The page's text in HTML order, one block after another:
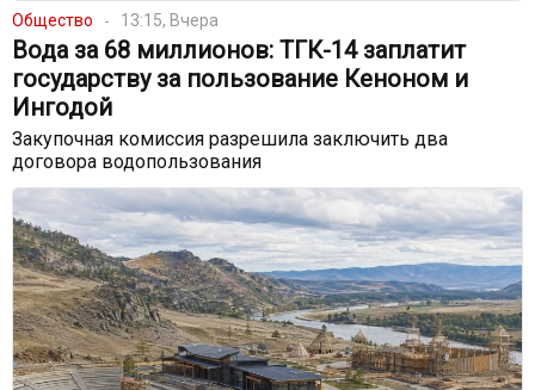
Общество 13:15, Вчера
Вода за 68 миллионов: ТГК-14 заплатит
государству за пользование Кеноном и
Ингодой
Закупочная комиссия разрешила заключить два
договора водопользования